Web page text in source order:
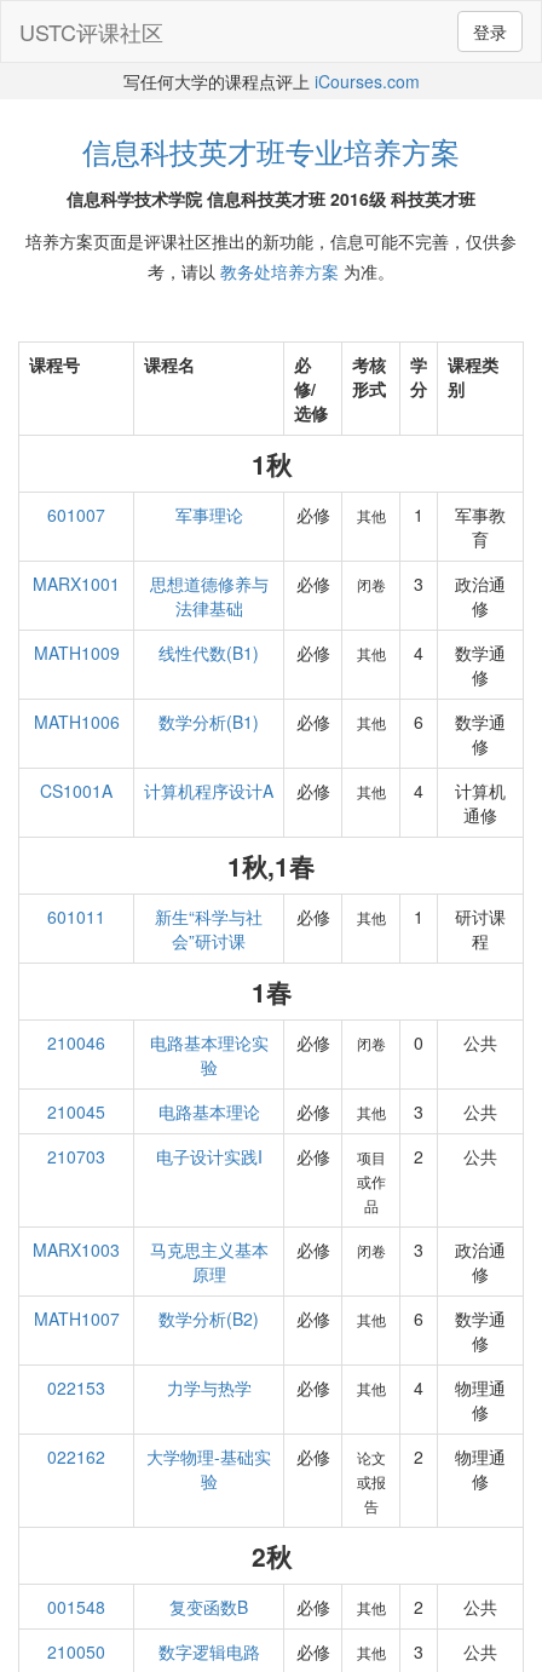
登录
USTC评课社区
写任何大学的课程点评上 iCourses.com
信息科技英才班专业培养方案
信息科学技术学院 信息科技英才班 2016级 科技英才班
培养方案页面是评课社区推出的新功能，信息可能不完善，仅供参
考，请以 教务处培养方案 为准。
课程号 课程名
必
修/
选修
考核
形式
学
分
课程类
别
1秋
601007 军事理论 必修 其他 1
军事教
育
MARX1001
思想道德修养与
法律基础
必修 闭卷 3
政治通
修
MATH1009
线性代数(B1) 必修 其他 4
数学通
修
MATH1006
数学分析(B1) 必修 其他 6
数学通
修
CS1001A
计算机程序设计A 必修 其他 4
计算机
通修
1秋,1春
601011
新生“科学与社
会”研讨课
必修 其他 1
研讨课
程
1春
210046
电路基本理论实
验
必修 闭卷 0 公共
210045 电路基本理论 必修 其他 3
公共
210703
电子设计实践I 必修
项目
或作
品
2 公共
MARX1003
马克思主义基本
原理
必修 闭卷 3
政治通
修
MATH1007
数学分析(B2) 必修 其他 6
数学通
修
022153
力学与热学 必修 其他 4
物理通
修
022162
大学物理-基础实
验
必修
论文
或报
告
2
物理通
修
2秋
001548 复变函数B 必修 其他 2
公共
210050
数字逻辑电路 必修 其他 3
公共